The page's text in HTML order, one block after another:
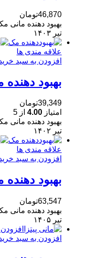
46,870تومان
بهبود دهنده مانی
تیر ۱۴۰۳
علاقه مندی ها
افزودن به سبد
بهبود دهنده
39,349تومان
امتیاز 4.00 از 5
بهبود دهنده مانی
تیر ۱۴۰۲
علاقه مندی ها
افزودن به سبد
بهبود دهنده
63,547تومان
بهبود دهنده مانی
تیر ۱۴۰۵
افزودن به سبد